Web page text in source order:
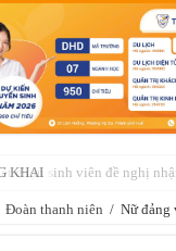
chọn sinh viên đề nghị
Đoàn thanh niên / Nữ đảng